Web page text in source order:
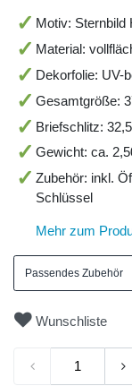
Motiv: Sternbild
Material:
Dekorfolie: UV-
Gesamtgröße:
Briefschlitz:
Gewicht: ca.
Zubehör: inkl.
Schlüssel
Mehr zum
Passendes Zubehör
Wunschliste